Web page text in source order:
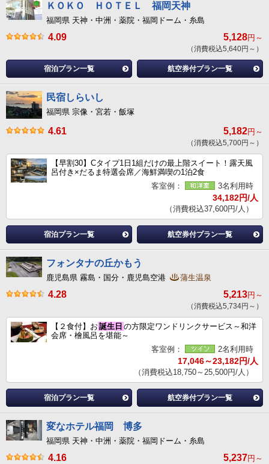
ＫＯＫＯ ＨＯＴＥＬ 福岡天神
福岡県 天神・中洲・薬院・福岡ドーム・糸島
4.09 5,128円～
（消費税込5,640円～）
宿泊プラン一覧 航空券付プラン一覧
民宿しらいし
福岡県 宗像・宮若・飯塚
4.61 5,182円～
（消費税込5,700円～）
【早割30】Cタイプ1日1組だけの最上階スイート！露天風
呂付き×だるま特選会席／海鮮満喫の1泊2食
客室例：
3名利用時
34,182円/人
（消費税込37,600円/人）
宿泊プラン一覧 航空券付プラン一覧
フォンタナの丘かもう
鹿児島県 霧島・国分・鹿児島空港 蒲生温泉
4.28 5,213円～
（消費税込5,734円～）
【２食付】お 誕生日 の方限定ワンドリンクサービス～和洋
会席・檜風呂を堪能～
客室例：
2名利用時
17,046～23,182円/人
（消費税込18,750～25,500円/人）
宿泊プラン一覧 航空券付プラン一覧
変なホテル福岡 博多
福岡県 天神・中洲・薬院・福岡ドーム・糸島
4.16 5,237円～